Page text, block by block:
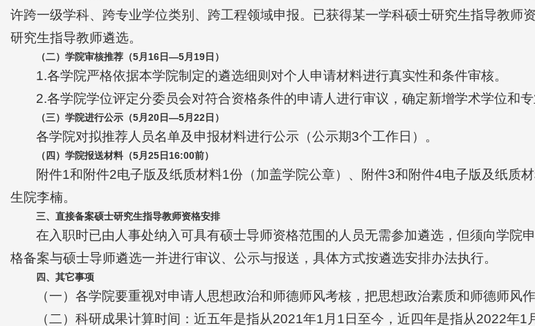
许跨一级学科、跨专业学位类别、跨工程领域申报。已获得某一学科硕士研究生指导教
研究生指导教师遴选。
（二）学院审核推荐（5月 16日—5月 19日）
1.各学院严格依据本学院制定的遴选细则对个人申请材料进行真实性和条件审核。
2.各学院学位评定分委员会对符合资格条件的申请人进行审议，确定新增学术学位和专
（三）学院进行公示（5月20日—5月22日）
各学院对拟推荐人员名单及申报材料进行公示（公示期3个工作日）。
（ 四 ）学院报送材料（5月25日16:00前）
附件1和附件2电子版及纸质材料1份（加盖学院公章）、附件3和附件4电子版及纸质
生院李楠。
三、直接备案硕士研究生指导教师资格安排
在入职时已由人事处纳入可具有硕士导师资格范围的人员无需参加遴选，但须向学院
格备案与硕士导师遴选一并进行审议、公示与报送，具体方式按遴选安排办法执行。
四、其它事项
（一）各学院要重视对申请人思想政治和师德师风考核，把思想政治素质和师德师风
（二）科研成果计算时间：近五年是指从2021年1月1日至今，近四年是指从2022年1